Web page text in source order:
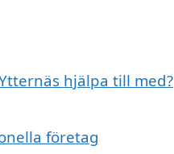
hjälpa till med?
företag